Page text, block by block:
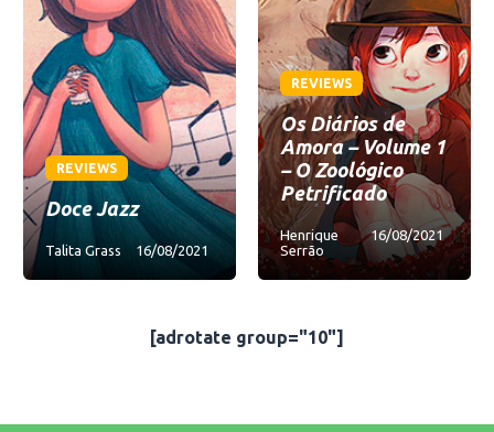
REVIEWS
Doce Jazz
Talita Grass 16/08/2021
REVIEWS
Os Diários de
Amora – Volume 1
– O Zoológico
Petrificado
Henrique
Serrão
16/08/2021
[adrotate group="10"]